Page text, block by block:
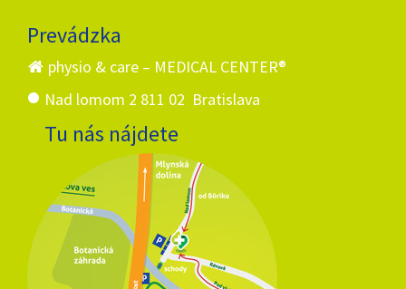
Prevádzka
physio & care – MEDICAL CENTER®
Nad lomom 2 811 02 Bratislava
Tu nás nájdete